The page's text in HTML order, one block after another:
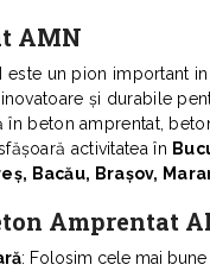
AMN
este un pion important
și durabile
în beton amprentat,
activitatea în
Bacău, Brașov,
Amprentat
: Folosim cele mai